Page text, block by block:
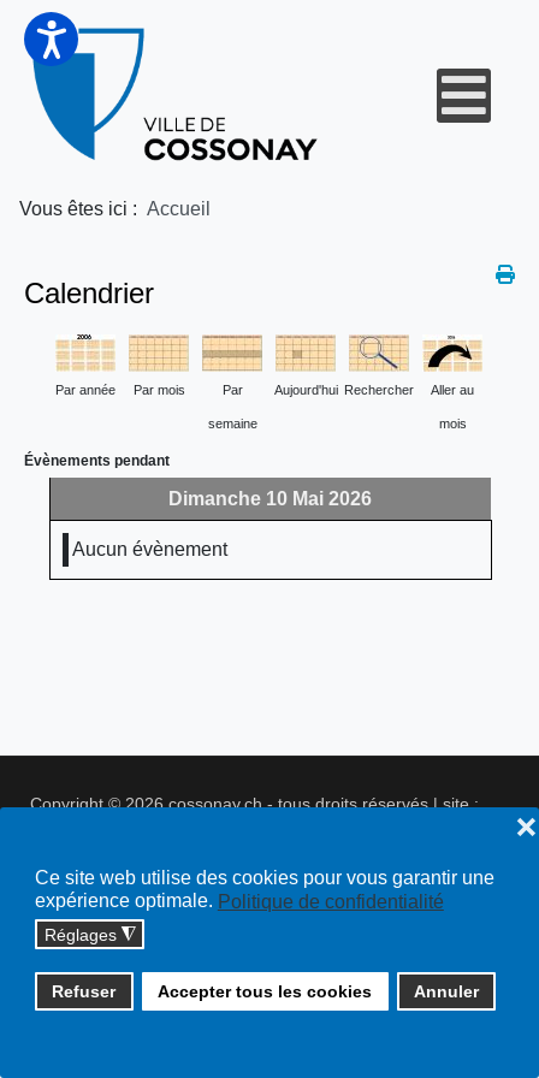
Ce site web utilise des cookies pour vous garantir une
expérience optimale. Politique de confidentialité
Réglages ◮
Refuser Accepter tous les cookies Annuler
❌
Vous êtes ici : Accueil
Calendrier
Par année Par mois Par
semaine
Aujourd'hui Rechercher Aller au
mois
Évènements pendant
Dimanche 10 Mai 2026
Aucun évènement
Copyright © 2026 cossonay.ch - tous droits réservés | site :
Plan du site